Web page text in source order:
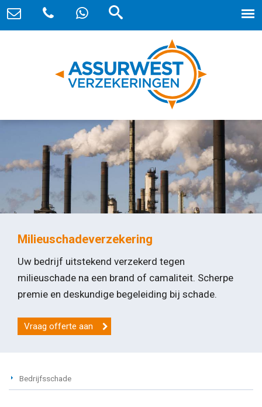
Milieuschadeverzekering
Uw bedrijf uitstekend verzekerd tegen
milieuschade na een brand of camaliteit. Scherpe
premie en deskundige begeleiding bij schade.
Vraag offerte aan
Bedrijfsschade